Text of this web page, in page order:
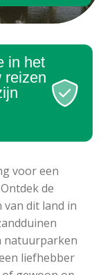
in het
reizen
voor een
de
van dit land in
natuurparken
liefhebber